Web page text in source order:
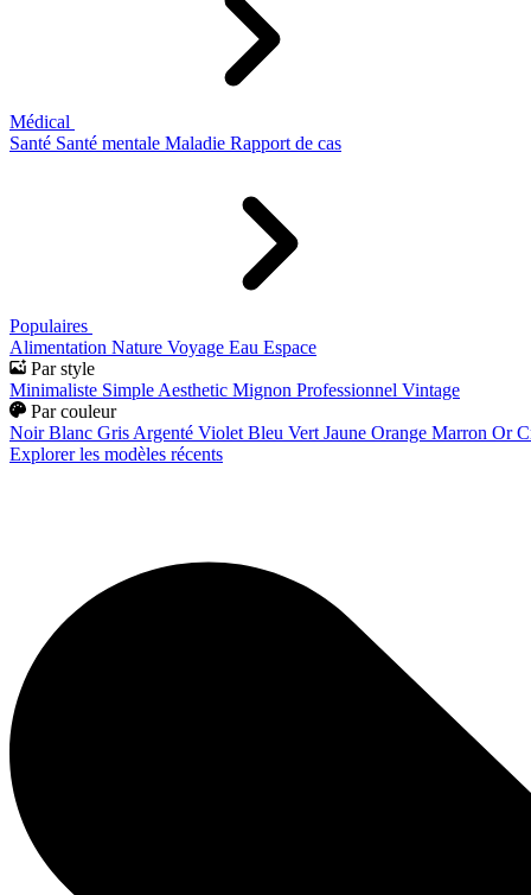
Médical
Santé Santé mentale Maladie Rapport de cas
Populaires
Alimentation Nature Voyage Eau Espace
Par style
Minimaliste Simple Aesthetic Mignon Professionnel Vintage
Par couleur
Noir Blanc Gris Argenté Violet Bleu Vert Jaune Orange Marron Or
Explorer les modèles récents